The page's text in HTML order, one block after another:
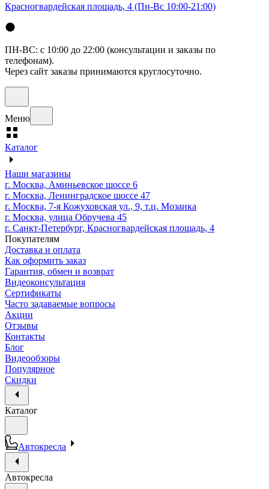
Красногвардейская площадь, 4 (Пн-Вс 10:00-21:00)
ПН-ВС: с 10:00 до 22:00 (консультации и заказы по
телефонам).
Через сайт заказы принимаются круглосуточно.
Меню
Каталог
Наши магазины
г. Москва, Аминьевское шоссе 6
г. Москва, Ленинградское шоссе 47
г. Москва, 7-я Кожуховская ул., 9, т.ц. Мозаика
г. Москва, улица Обручева 45
г. Санкт-Петербург, Красногвардейская площадь, 4
Покупателям
Доставка и оплата
Как оформить заказ
Гарантия, обмен и возврат
Видеоконсультация
Сертификаты
Часто задаваемые вопросы
Акции
Отзывы
Контакты
Блог
Видеообзоры
Популярное
Скидки
Каталог
Автокресла
Автокресла